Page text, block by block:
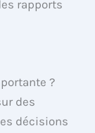
rapports
?
des
décisions